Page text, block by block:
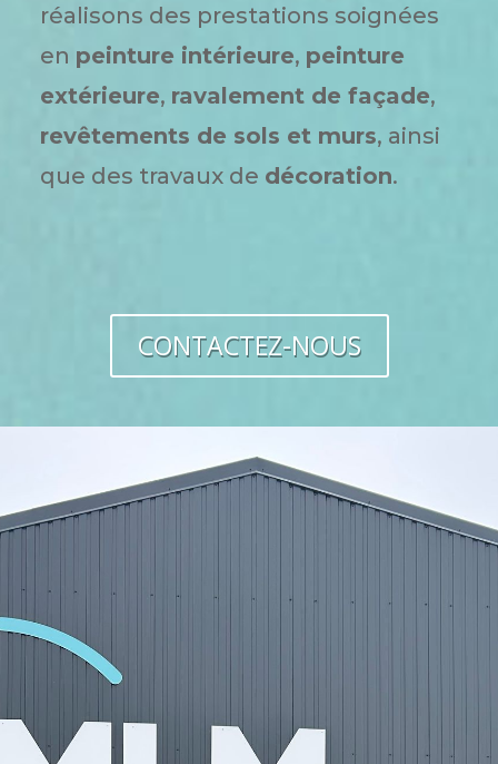
réalisons des prestations soignées
en peinture intérieure, peinture
extérieure, ravalement de façade,
revêtements de sols et murs, ainsi
que des travaux de décoration.
CONTACTEZ-NOUS